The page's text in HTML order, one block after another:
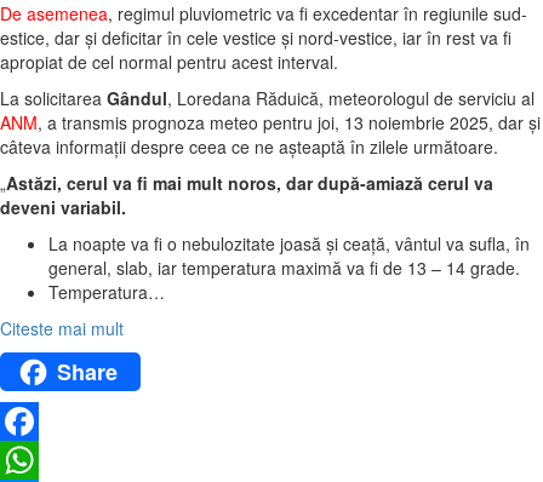
De asemenea, regimul pluviometric va fi excedentar în regiunile sud-
estice, dar și deficitar în cele vestice și nord-vestice, iar în rest va fi
apropiat de cel normal pentru acest interval.
La solicitarea Gândul, Loredana Răduică, meteorologul de serviciu al
ANM, a transmis prognoza meteo pentru joi, 13 noiembrie 2025, dar și
câteva informații despre ceea ce ne așteaptă în zilele următoare.
„Astăzi, cerul va fi mai mult noros, dar după-amiază cerul va
deveni variabil.
La noapte va fi o nebulozitate joasă și ceață, vântul va sufla, în
general, slab, iar temperatura maximă va fi de 13 – 14 grade.
Temperatura…
Citeste mai mult
Share
Facebook